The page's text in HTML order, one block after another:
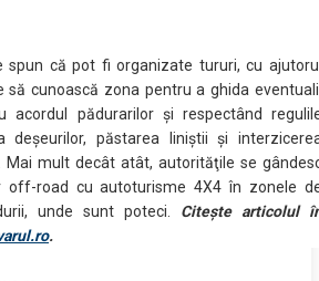
spun că pot fi organizate tururi, cu
să cunoască zona pentru a ghida
acordul pădurarilor şi respectând
deşeurilor, păstarea liniştii şi
Mai mult decât atât, autorităţile se
off-road cu autoturisme 4X4 în zonele
unde sunt poteci. Citește articolul
.